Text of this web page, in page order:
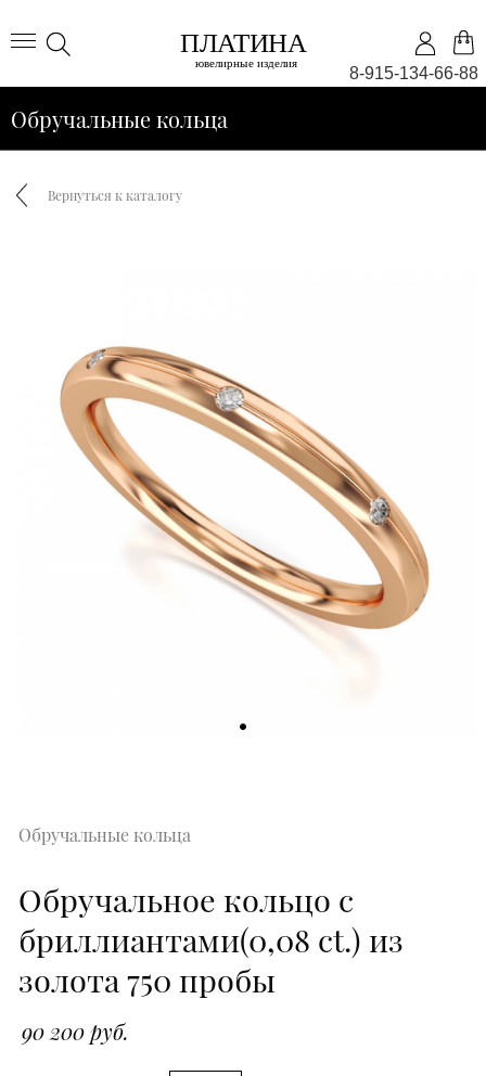
8-915-134-66-88
Обручальные кольца
Вернуться к каталогу
Обручальные кольца
Обручальное кольцо с
бриллиантами(0,08 ct.) из
золота 750 пробы
90 200 руб.